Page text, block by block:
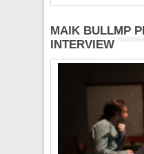
MAIK BULLMP
INTERVIEW